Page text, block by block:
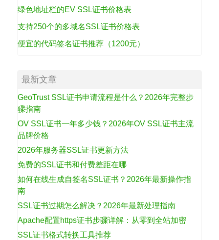
绿色地址栏的EV SSL证书价格表
支持250个的多域名SSL证书价格表
便宜的代码签名证书推荐（1200元）
最新文章
GeoTrust SSL证书申请流程是什么？2026年完整步
骤指南
OV SSL证书一年多少钱？2026年OV SSL证书主流
品牌价格
2026年服务器SSL证书更新方法
免费的SSL证书和付费差距在哪
如何在线生成自签名SSL证书？2026年最新操作指
南
SSL证书过期怎么解决？2026年最新处理指南
Apache配置https证书步骤详解：从零到全站加密
SSL证书格式转换工具推荐